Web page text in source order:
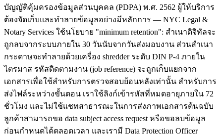
บัญญัติคุ้มครองข้อมูลส่วนบุคคล (PDPA) พ.ศ. 2562 ผู้ให้บริการ
ต้องจัดเก็บและทำลายข้อมูลอย่างมีหลักการ — NYC Legal &
Notary Services ใช้นโยบาย "minimum retention": สำเนาดิจิทัลจะ
ถูกลบจากระบบภายใน 30 วันนับจากวันส่งมอบงาน ส่วนสำเนา
กระดาษจะทำลายด้วยเครื่อง shredder ระดับ DIN P-4 ภายใน
ไตรมาส รหัสติดตามงาน (job reference) จะถูกเก็บแยกจาก
เอกสารเพื่อใช้สำหรับการตรวจสอบย้อนหลังเท่านั้น สำหรับการ
ส่งไฟล์ระหว่างขั้นตอน เราใช้ลิงก์เข้ารหัสที่หมดอายุภายใน 72
ชั่วโมง และไม่ใช้แชทสาธารณะในการส่งภาพเอกสารต้นฉบับ
ลูกค้าสามารถขอ data subject access request หรือขอลบข้อมูล
ก่อนกำหนดได้ตลอดเวลา และเรามี Data Protection Officer